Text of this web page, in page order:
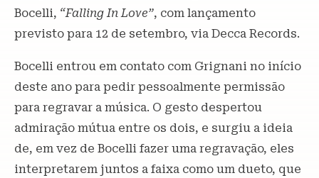
Bocelli, “Falling In Love”, com lançamento
previsto para 12 de setembro, via Decca Records.
Bocelli entrou em contato com Grignani no início
deste ano para pedir pessoalmente permissão
para regravar a música. O gesto despertou
admiração mútua entre os dois, e surgiu a ideia
de, em vez de Bocelli fazer uma regravação, eles
interpretarem juntos a faixa como um dueto, que